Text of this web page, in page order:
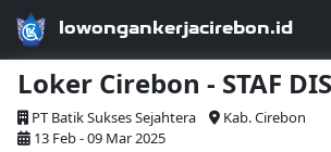
lowongankerjacirebon.id
Loker Cirebon - STAF
PT Batik Sukses Sejahtera
Kab. Cirebon
13 Feb - 09 Mar 2025